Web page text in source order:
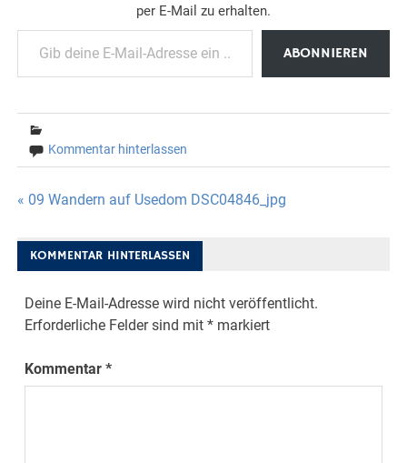
per E-Mail zu erhalten.
Gib deine E-Mail-Adresse ein ...
ABONNIEREN
Kommentar hinterlassen
Beitragsnavigation
« 09 Wandern auf Usedom DSC04846_jpg
KOMMENTAR HINTERLASSEN
Deine E-Mail-Adresse wird nicht veröffentlicht.
Erforderliche Felder sind mit* markiert
Kommentar*